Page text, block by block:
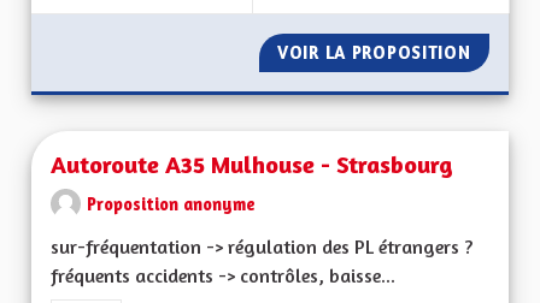
VOIR LA PROPOSITION DROIT
Autoroute A35 Mulhouse - Strasbourg
Proposition anonyme
sur-fréquentation -> régulation des PL étrangers ?
fréquents accidents -> contrôles, baisse...